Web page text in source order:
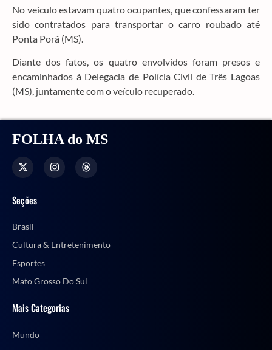
No veículo estavam quatro ocupantes, que confessaram ter
sido contratados para transportar o carro roubado até
Ponta Porã (MS).
Diante dos fatos, os quatro envolvidos foram presos e
encaminhados à Delegacia de Polícia Civil de Três Lagoas
(MS), juntamente com o veículo recuperado.
FOLHA do MS
Seções
Brasil
Cultura & Entretenimento
Esportes
Mato Grosso Do Sul
Mais Categorias
Mundo